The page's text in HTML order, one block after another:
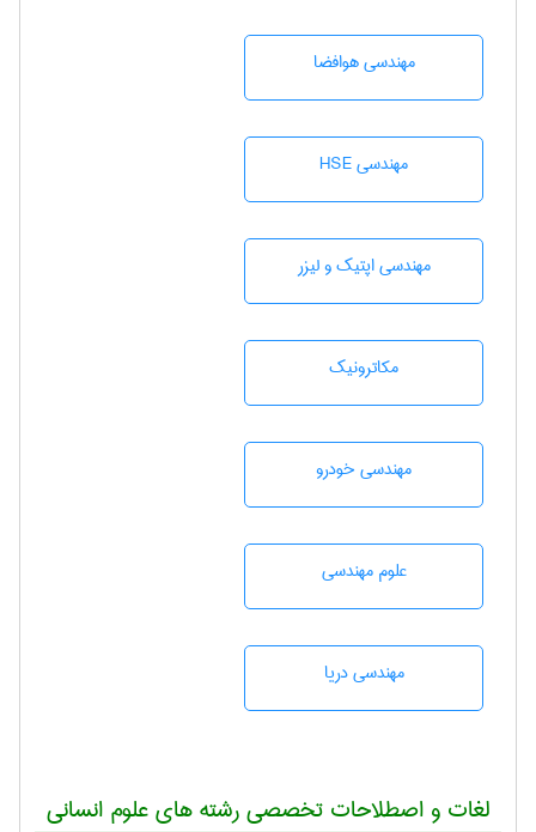
مهندسی هوافضا
مهندسی HSE
مهندسی اپتیک و لیزر
مکاترونیک
مهندسی خودرو
علوم مهندسی
مهندسی دریا
لغات و اصطلاحات تخصصی رشته های علوم انسانی